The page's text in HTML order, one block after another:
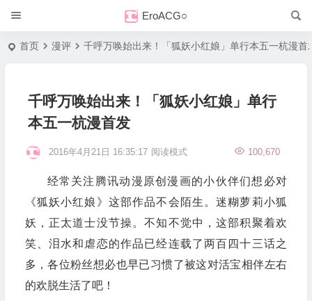
EroACG○
首页 漫评 千呼万唤始出来！「狐妖小红娘」单行本五一杭漫首
千呼万唤始出来！「狐妖小红娘」单行
本五一杭漫首发
2016年4月21日 16:35:17 100,670
阅读模式
经常关注腾讯动漫原创漫画的小伙伴们想必对
《狐妖小红娘》这部作品不会陌生。迷糊萝莉小狐
妖，正太道士没节操。不知不觉中，这部积聚着欢
笑、泪水和虐恋的作品已经连载了两百四十三话之
多，各位粉丝想必也早已习惯了被这对活宝相伴左右
的欢脱生活了吧！